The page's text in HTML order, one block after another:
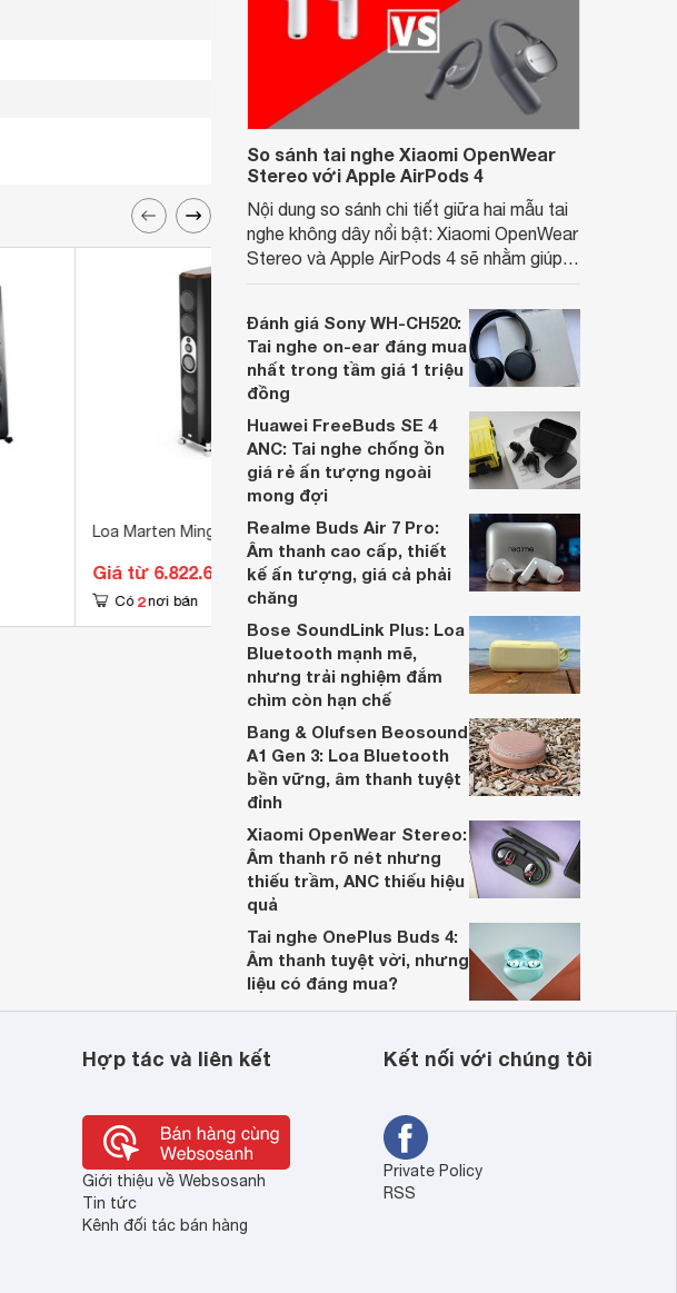
Loa Marten Mingus Orchestra
Giá từ 6.822.600.000 đ
Có 2 nơi bán
Loa Marten Parker Quintet
Giá từ 902.880.000 đ
So sánh tai nghe Xiaomi OpenWear
Stereo với Apple AirPods 4
Nội dung so sánh chi tiết giữa hai mẫu tai
nghe không dây nổi bật: Xiaomi OpenWear
Stereo và Apple AirPods 4 sẽ nhằm giúp
dựa trên nhu cầu và sở thích cá nhân. Cả
hai đều là sản phẩm chất lượng cao,
nhưng hướng tới đối tượng khách hàng
khác nhau.
Đánh giá Sony WH-CH520:
Tai nghe on-ear đáng mua
nhất trong tầm giá 1 triệu
đồng
Huawei FreeBuds SE 4
ANC: Tai nghe chống ồn
giá rẻ ấn tượng ngoài
mong đợi
Realme Buds Air 7 Pro:
Âm thanh cao cấp, thiết
kế ấn tượng, giá cả phải
chăng
Bose SoundLink Plus: Loa
Bluetooth mạnh mẽ,
nhưng trải nghiệm đắm
chìm còn hạn chế
Bang & Olufsen Beosound
A1 Gen 3: Loa Bluetooth
bền vững, âm thanh tuyệt
đỉnh
Xiaomi OpenWear Stereo:
Âm thanh rõ nét nhưng
thiếu trầm, ANC thiếu hiệu
quả
Tai nghe OnePlus Buds 4:
Âm thanh tuyệt vời, nhưng
liệu có đáng mua?
Hợp tác và liên kết
Giới thiệu về Websosanh
Tin tức
Kênh đối tác bán hàng
Kết nối với chúng tôi
Private Policy
RSS